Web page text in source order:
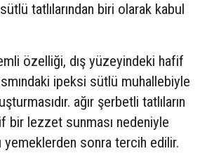
tatlılarından biri olarak kabul
özelliği, dış yüzeyindeki hafif
ipeksi sütlü muhallebiyle
ağır şerbetli tatlıların
bir lezzet sunması nedeniyle
yemeklerden sonra tercih edilir.